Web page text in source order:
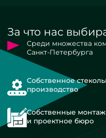
За что нас
Среди множества
Санкт-Петербурга
Собственное
производство
Собственные
и проектное бюро